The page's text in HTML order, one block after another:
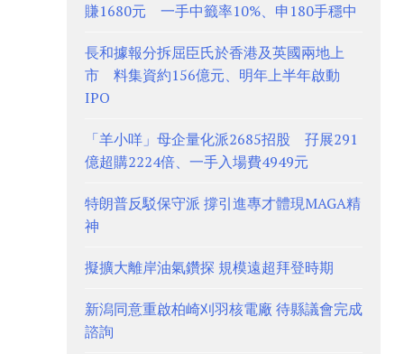
賺1680元 一手中籤率10%、申180手穩中
長和據報分拆屈臣氏於香港及英國兩地上
市 料集資約156億元、明年上半年啟動
IPO
「羊小咩」母企量化派2685招股 孖展291
億超購2224倍、一手入場費4949元
特朗普反駁保守派 撐引進專才體現MAGA精
神
擬擴大離岸油氣鑽探 規模遠超拜登時期
新潟同意重啟柏崎刈羽核電廠 待縣議會完成
諮詢